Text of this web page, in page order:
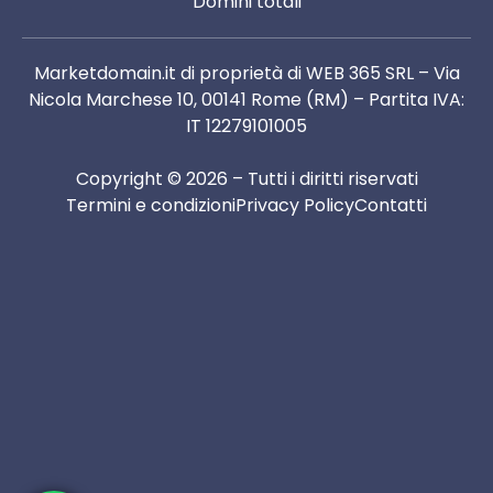
Marketdomain.it di proprietà di WEB 365 SRL – Via
Nicola Marchese 10, 00141 Rome (RM) – Partita IVA:
IT 12279101005
Copyright © 2026 – Tutti i diritti riservati
Termini e condizioniPrivacy PolicyContatti